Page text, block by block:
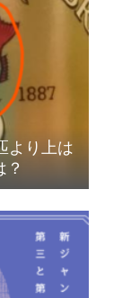
より上は